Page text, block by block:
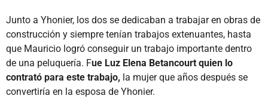
Junto a Yhonier, los dos se dedicaban a trabajar en obras de
construcción y siempre tenían trabajos extenuantes, hasta
que Mauricio logró conseguir un trabajo importante dentro
de una peluquería. Fue Luz Elena Betancourt quien lo
contrató para este trabajo, la mujer que años después se
convertiría en la esposa de Yhonier.